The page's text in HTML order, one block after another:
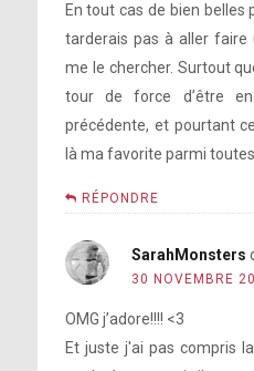
En tout cas de bien belles
tarderais pas à aller faire
me le chercher. Surtout
tour de force d’être
précédente, et pourtant
là ma favorite parmi toutes.
RÉPONDRE
SarahMonsters
30 NOVEMBRE
OMG j’adore!!!! <3
Et juste j'ai pas compris